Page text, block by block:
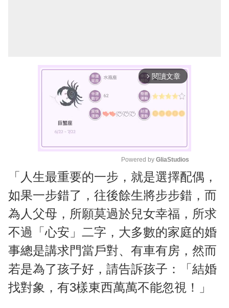
arrow_forward_ios 閱讀文章
M
u
t
e
Powered by GliaStudios
「人生最重要的一步，就是選擇配偶，
如果一步錯了，往後餘生將步步錯，而
為人父母，所願莫過於兒女幸福，所求
不過「心安」二字，大多數的家庭的婚
事總是講求門當戶對、有車有房，然而
若是為了孩子好，請告訴孩子：「結婚
找對象，有3樣東西萬萬不能忽視！」